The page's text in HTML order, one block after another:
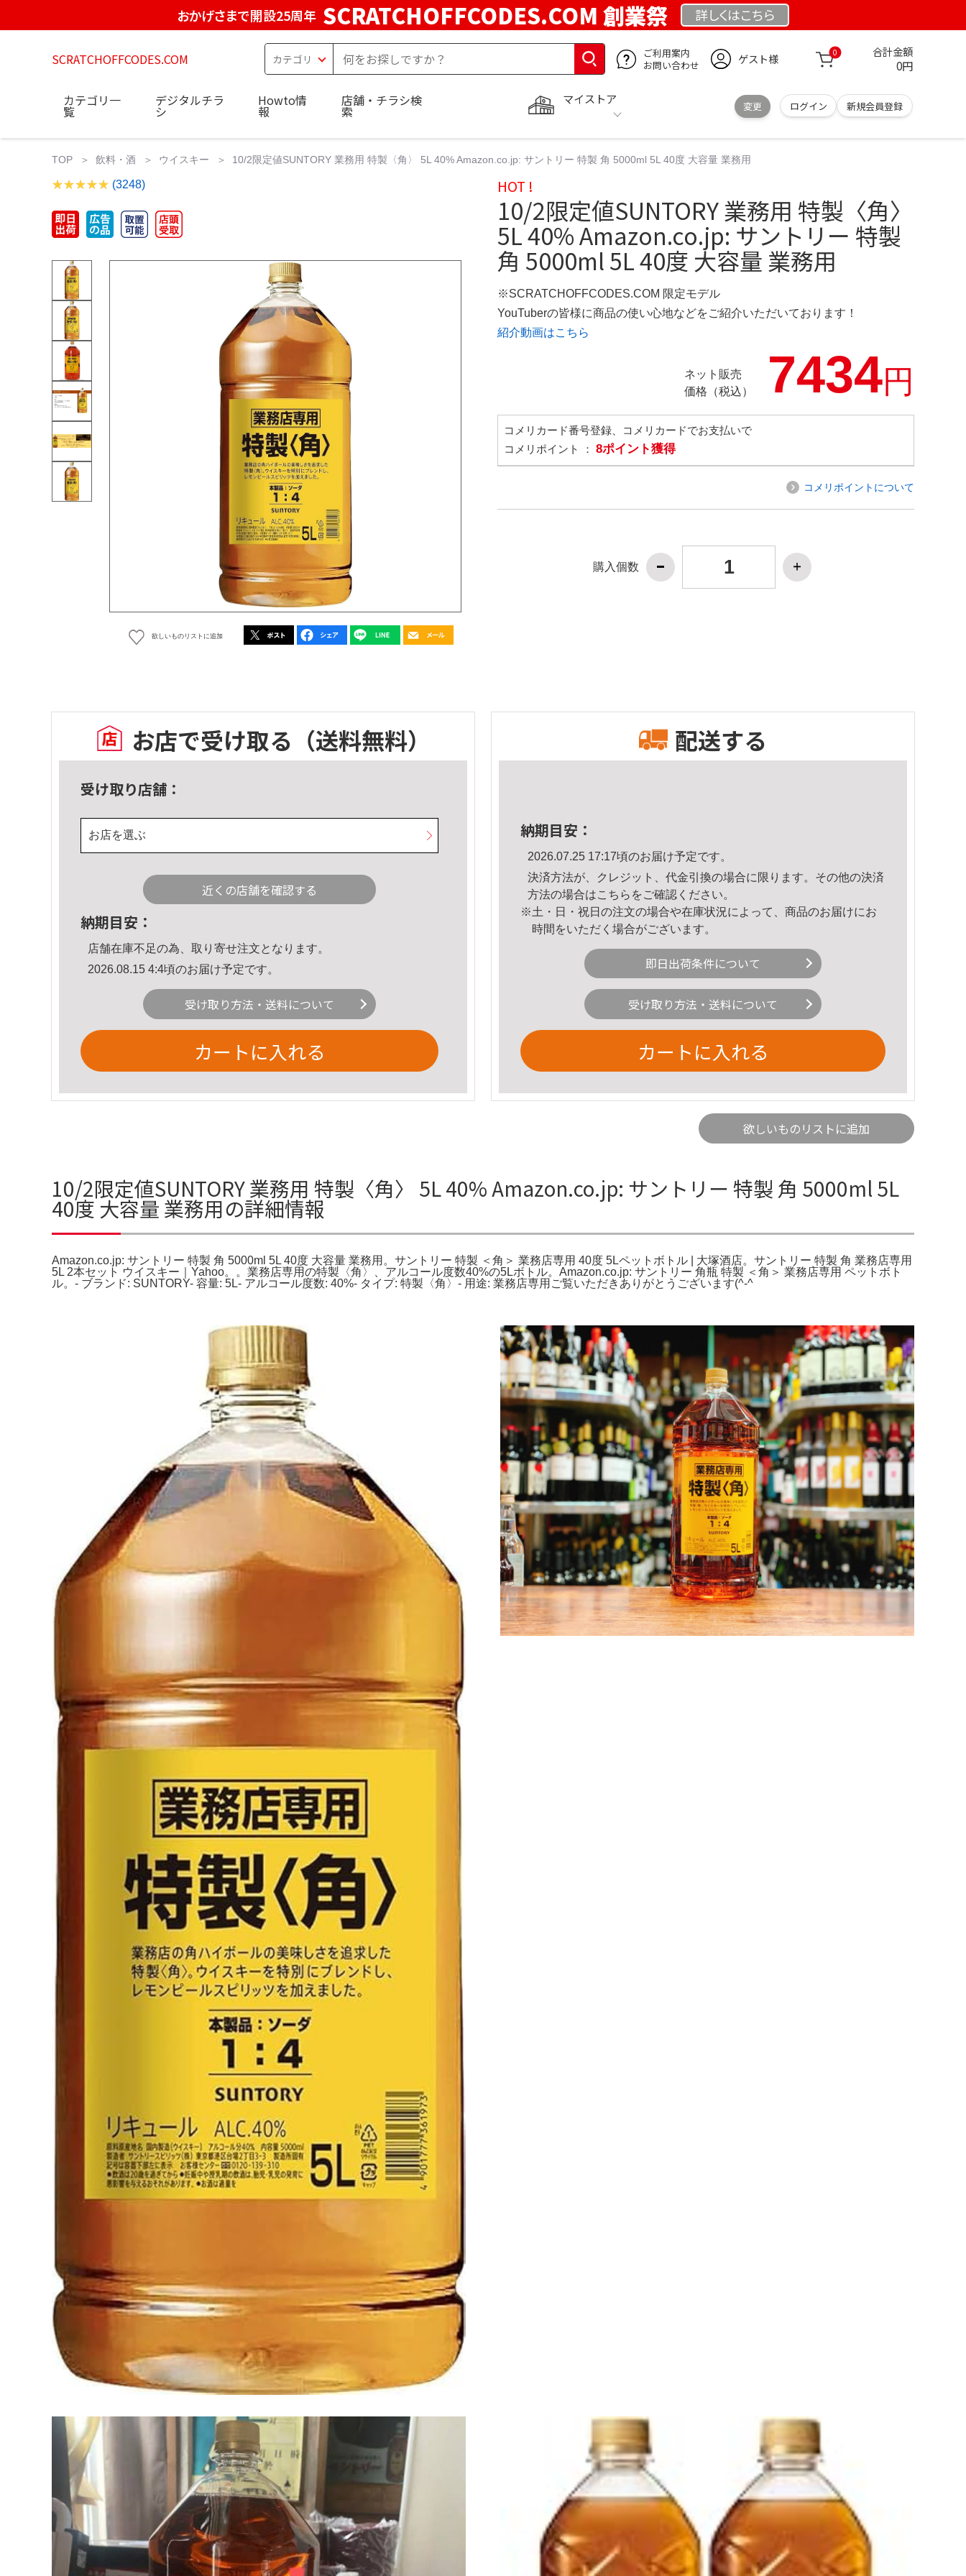
おかげさまで開設25周年 SCRATCHOFFCODES.COM 創業祭 詳しくはこちら
SCRATCHOFFCODES.COM
ご利用案内
お問い合わせ
ゲスト様 0 合計金額
0円
マイストア
変更 ログイン 新規会員登録
カテゴリ一
覧
デジタルチラ
シ
Howto情
報
店舗・チラシ検
索
TOP 飲料・酒 ウイスキー 10/2限定値SUNTORY 業務用 特製〈角〉 5L 40% Amazon.co.jp: サントリー 特製 角 5000ml 5L 40度 大容量 業務用
(3248)
欲しいものリストに追加
HOT !
10/2限定値SUNTORY 業務用 特製〈角〉
5L 40% Amazon.co.jp: サントリー 特製
角 5000ml 5L 40度 大容量 業務用
※SCRATCHOFFCODES.COM 限定モデル
YouTuberの皆様に商品の使い心地などをご紹介いただいております！
紹介動画はこちら
ネット販売
価格（税込）
7434円
コメリカード番号登録、コメリカードでお支払いで
コメリポイント ： 8ポイント獲得
コメリポイントについて
購入個数
お店で受け取る （送料無料）
受け取り店舗：
お店を選ぶ
近くの店舗を確認する
納期目安：
店舗在庫不足の為、取り寄せ注文となります。
2026.08.15 4:4頃のお届け予定です。
受け取り方法・送料について
カートに入れる
配送する
納期目安：
2026.07.25 17:17頃のお届け予定です。
決済方法が、クレジット、代金引換の場合に限ります。その他の決済
方法の場合はこちら をご確認ください。
※土・日・祝日の注文の場合や在庫状況によって、商品のお届けにお
時間をいただく場合がございます。
即日出荷条件について
受け取り方法・送料について
カートに入れる
欲しいものリストに追加
10/2限定値SUNTORY 業務用 特製〈角〉 5L 40% Amazon.co.jp: サントリー 特製 角 5000ml 5L
40度 大容量 業務用の詳細情報
Amazon.co.jp: サントリー 特製 角 5000ml 5L 40度 大容量 業務用。サントリー 特製 ＜角＞ 業務店専用 40度 5Lペットボトル | 大塚酒店。サントリー 特製 角 業務店専用
5L 2本セット ウイスキー｜Yahoo。。業務店専用の特製〈角〉、アルコール度数40%の5Lボトル。Amazon.co.jp: サントリー 角瓶 特製 ＜角＞ 業務店専用 ペットボト
ル。- ブランド: SUNTORY- 容量: 5L- アルコール度数: 40%- タイプ: 特製〈角〉- 用途: 業務店専用ご覧いただきありがとうございます(^-^ゞ